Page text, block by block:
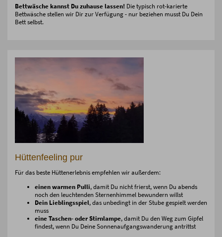
Bettwäsche kannst Du zuhause lassen! Die typisch rot-karierte
Bettwäsche stellen wir Dir zur Verfügung - nur beziehen musst Du Dein
Bett selbst.
Hüttenfeeling pur
Für das beste Hüttenerlebnis empfehlen wir außerdem:
einen warmen Pulli, damit Du nicht frierst, wenn Du abends
noch den leuchtenden Sternenhimmel bewundern willst
Dein Lieblingsspiel, das unbedingt in der Stube gespielt werden
muss
eine Taschen- oder Stirnlampe, damit Du den Weg zum Gipfel
findest, wenn Du Deine Sonnenaufgangswanderung antrittst